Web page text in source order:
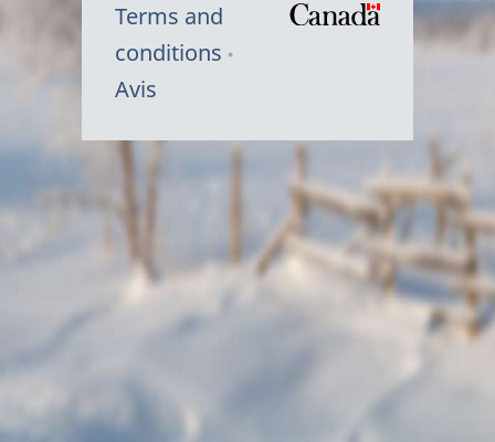
Terms and
conditions
Avis
Symbole
Canada